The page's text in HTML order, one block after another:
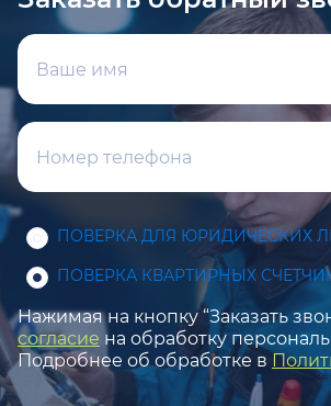
ПОВЕРКА ДЛЯ ЮРИДИЧЕСКИХ
ПОВЕРКА КВАРТИРНЫХ
Нажимая на кнопку “Заказать
согласие на обработку
Подробнее об обработке в